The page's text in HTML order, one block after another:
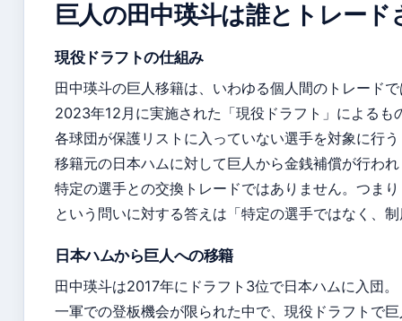
巨人の田中瑛斗は誰とトレー
現役ドラフトの仕組み
田中瑛斗の巨人移籍は、いわゆる個人間のトレード
2023年12月に実施された「現役ドラフト」によるも
各球団が保護リストに入っていない選手を対象に行
移籍元の日本ハムに対して巨人から金銭補償が行わ
特定の選手との交換トレードではありません。つま
という問いに対する答えは「特定の選手ではなく、
日本ハムから巨人への移籍
田中瑛斗は2017年にドラフト3位で日本ハムに入団。
一軍での登板機会が限られた中で、現役ドラフトで